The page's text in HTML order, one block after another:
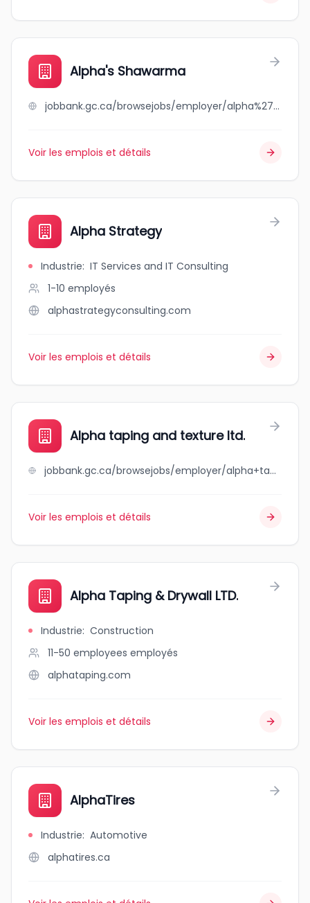
Alpha's Shawarma
jobbank.gc.ca/browsejobs/employer/alpha%27s+shawarma/ca
Voir les emplois et détails
Alpha Strategy
Industrie: IT Services and IT Consulting
1-10 employés
alphastrategyconsulting.com
Voir les emplois et détails
Alpha taping and texture ltd.
jobbank.gc.ca/browsejobs/employer/alpha+taping+and+texture+ltd./ca
Voir les emplois et détails
Alpha Taping & Drywall LTD.
Industrie: Construction
11-50 employees employés
alphataping.com
Voir les emplois et détails
AlphaTires
Industrie: Automotive
alphatires.ca